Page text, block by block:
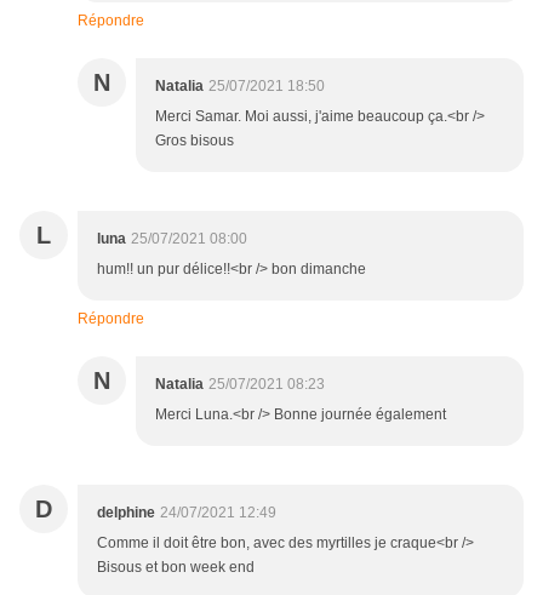
Répondre
N Natalia 25/07/2021 18:50
Merci Samar. Moi aussi, j'aime beaucoup ça.<br />
Gros bisous
L luna 25/07/2021 08:00
hum!! un pur délice!!<br /> bon dimanche
Répondre
N Natalia 25/07/2021 08:23
Merci Luna.<br /> Bonne journée également
D delphine 24/07/2021 12:49
Comme il doit être bon, avec des myrtilles je craque<br />
Bisous et bon week end